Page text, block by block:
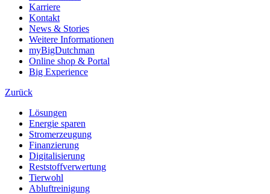
Karriere
Kontakt
News & Stories
Weitere Informationen
myBigDutchman
Online shop & Portal
Big Experience
Zurück
Lösungen
Energie sparen
Stromerzeugung
Finanzierung
Digitalisierung
Reststoffverwertung
Tierwohl
Abluftreinigung